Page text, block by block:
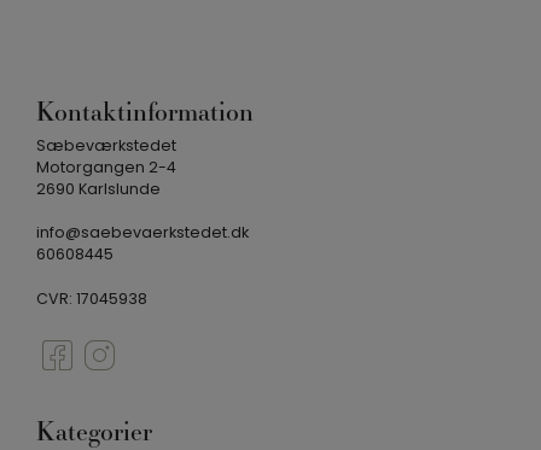
Kontaktinformation
Sæbeværkstedet
Motorgangen 2-4
2690 Karlslunde
info@saebevaerkstedet.dk
60608445
CVR: 17045938
Kategorier